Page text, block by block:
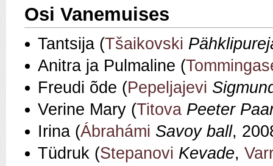
Osi Vanemuises
Tantsija (Tšaikovski
Anitra ja Pulmaline (
Freudi õde (Pepeljajevi
Verine Mary (Titova Peeter
Irina (Ábrahámi Savoy ball,
Tüdruk (Stepanovi Kevade,